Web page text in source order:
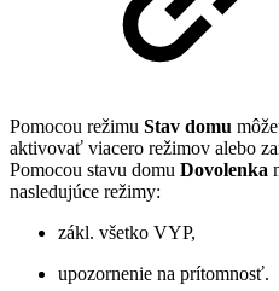
Pomocou režimu Stav domu
aktivovať viacero režimov alebo
Pomocou stavu domu Dovolenka
nasledujúce režimy:
zákl. všetko VYP,
upozornenie na prítomnosť.